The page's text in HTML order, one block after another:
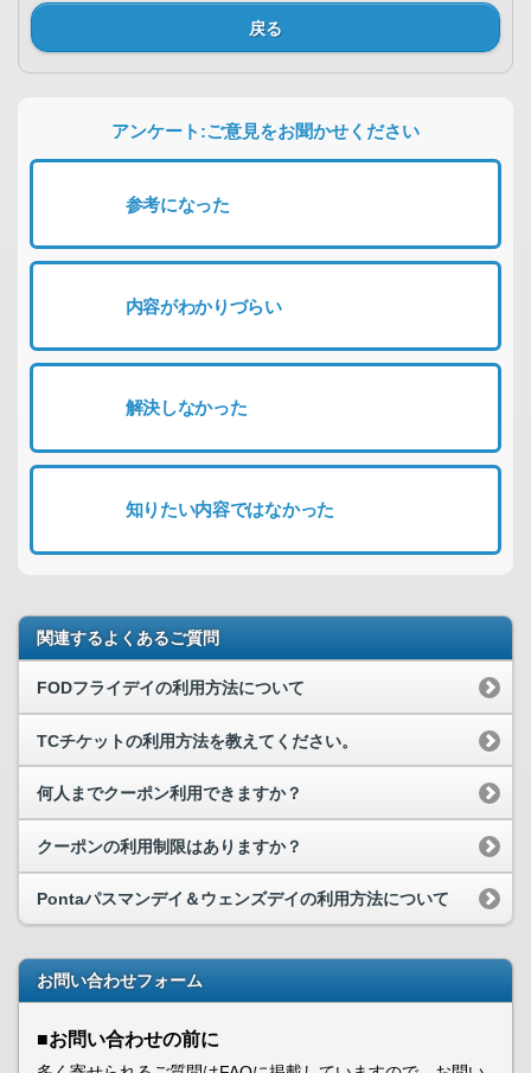
戻る
アンケート:ご意見をお聞かせください
参考になった
内容がわかりづらい
解決しなかった
知りたい内容ではなかった
関連するよくあるご質問
FODフライデイの利用方法について
TCチケットの利用方法を教えてください。
何人までクーポン利用できますか？
クーポンの利用制限はありますか？
Pontaパスマンデイ＆ウェンズデイの利用方法について
お問い合わせフォーム
■お問い合わせの前に